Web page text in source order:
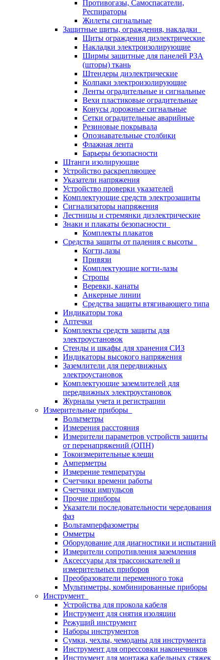
Противогазы, Самоспасатели,
Респираторы
Жилеты сигнальные
Защитные щиты, ограждения, накладки
Щиты ограждения диэлектрические
Накладки электроизолирующие
Ширмы защитные для панелей РЗА
(шторы) ткань
Штендеры диэлектрические
Колпаки электроизолирующие
Ленты оградительные и сигнальные
Вехи пластиковые оградительные
Конусы дорожные сигнальные
Сетки оградительные аварийные
Резиновые покрывала
Опознавательные столбики
Флажная лента
Барьеры безопасности
Штанги изолирующие
Устройство раскрепляющее
Указатели напряжения
Устройство проверки указателей
Комплектующие средств электрозащиты
Сигнализаторы напряжения
Лестницы и стремянки диэлектрические
Знаки и плакаты безопасности
Комплекты плакатов
Средства защиты от падения с высоты
Когти,лазы
Привязи
Комплектующие когти-лазы
Стропы
Веревки, канаты
Анкерные линии
Средства защиты втягивающего типа
Индикаторы тока
Аптечки
Комплекты средств защиты для
электроустановок
Стенды и шкафы для хранения СИЗ
Индикаторы высокого напряжения
Заземлители для передвижных
электроустановок
Комплектующие заземлителей для
передвижных электроустановок
Журналы учета и регистрации
Измерительные приборы
Вольтметры
Измерения расстояния
Измерители параметров устройств защиты
от перенапряжений (ОПН)
Токоизмерительные клещи
Амперметры
Измерение температуры
Счетчики времени работы
Счетчики импульсов
Прочие приборы
Указатели последовательности чередования
фаз
Вольтамперфазометры
Омметры
Оборудование для диагностики и испытаний
Измерители сопротивления заземления
Аксессуары для трассоискателей и
измерительных приборов
Преобразователи переменного тока
Мультиметры, комбинированные приборы
Инструмент
Устройства для прокола кабеля
Инструмент для снятия изоляции
Режущий инструмент
Наборы инструментов
Сумки, чехлы, чемоданы для инструмента
Инструмент для опрессовки наконечников
Инструмент для монтажа кабельных стяжек